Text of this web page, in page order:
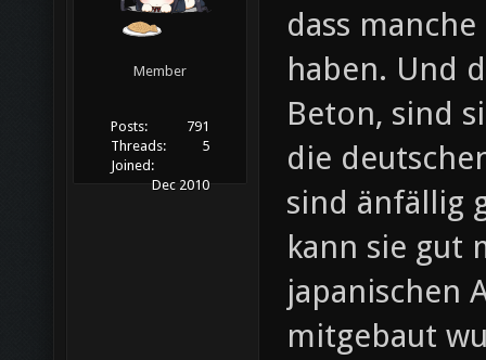
Member
Posts:
791
Threads:
5
Joined:
Dec 2010
dass
haben. Und
Beton, sind
die
sind änfällig
kann sie gut
japanischen
mitgebaut